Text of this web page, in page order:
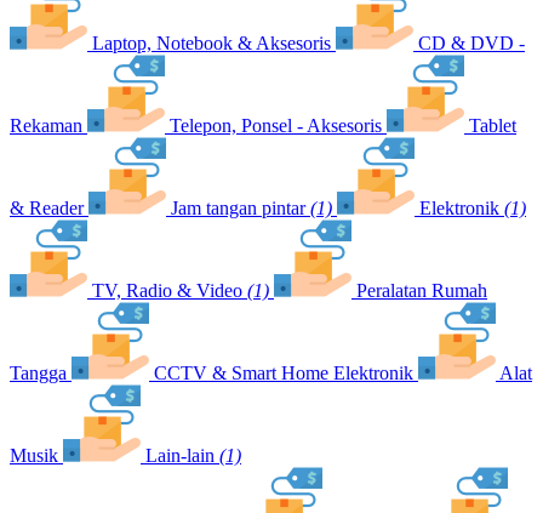
Laptop, Notebook & Aksesoris CD & DVD -
Rekaman Telepon, Ponsel - Aksesoris Tablet
& Reader Jam tangan pintar (1) Elektronik (1)
TV, Radio & Video (1) Peralatan Rumah
Tangga CCTV & Smart Home Elektronik Alat
Musik Lain-lain (1)